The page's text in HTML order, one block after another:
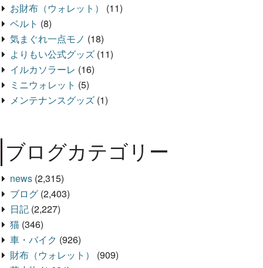
お財布（ウォレット）
(11)
ベルト (8)
気まぐれ一点モノ (18)
よりもい公式グッズ (11)
イルカソラーレ (16)
ミニウォレット (5)
メンテナンスグッズ (1)
ブログカテゴリー
news (2,315)
ブログ (2,403)
日記 (2,227)
猫 (346)
車・バイク (926)
財布（ウォレット）
(909)